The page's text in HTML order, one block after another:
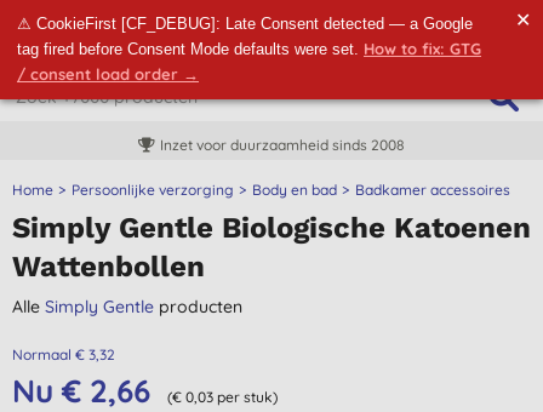
⚠ CookieFirst [CF_DEBUG]: Late Consent detected — a Google
tag fired before Consent Mode defaults were set. How to fix: GTG
/ consent load order →
✕
Inzet voor duurzaamheid sinds 2008
Home Persoonlijke verzorging Body en bad Badkamer accessoires
Simply Gentle Biologische Katoenen
Wattenbollen
Alle Simply Gentle producten
Normaal € 3,32
Nu € 2,66 (€ 0,03 per stuk)